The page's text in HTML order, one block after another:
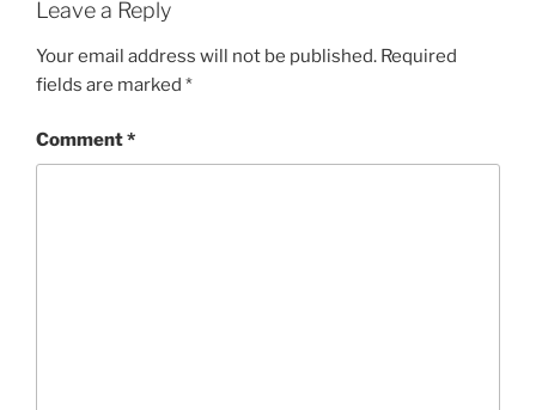
Leave a Reply
Your email address will not be published. Required
fields are marked *
Comment*